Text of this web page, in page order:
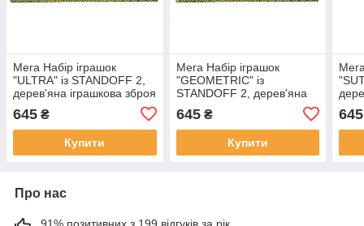
Мега Набір іграшок
"ULTRA" із STANDOFF 2,
дерев'яна іграшкова зброя
645 ₴
Купити
Мега Набір іграшок
"GEOMETRIC" із
STANDOFF 2, дерев'яна
645₴
Купити
645
Про нас
91% позитивних з 199 відгуків за рік